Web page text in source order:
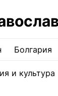
Болгария
и культура